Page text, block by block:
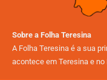
Sobre a Folha Teresina
A Folha Teresina é a sua
acontece em Teresina e no